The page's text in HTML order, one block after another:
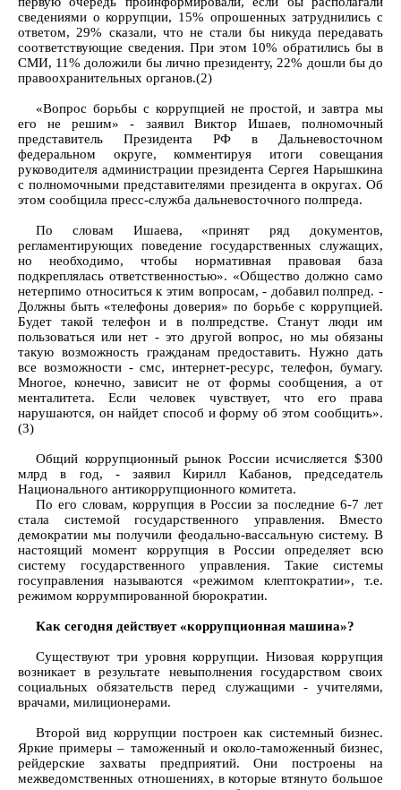
сведениями о коррупции, 15% опрошенных затруднились с
ответом, 29% сказали, что не стали бы никуда передавать
соответствующие сведения. При этом 10% обратились бы в
СМИ, 11% доложили бы лично президенту, 22% дошли бы до
правоохранительных органов.(2)
«Вопрос борьбы с коррупцией не простой, и завтра мы
его не решим» - заявил Виктор Ишаев, полномочный
представитель Президента РФ в Дальневосточном
федеральном округе, комментируя итоги совещания
руководителя администрации президента Сергея Нарышкина
с полномочными представителями президента в округах. Об
этом сообщила пресс-служба дальневосточного полпреда.
По словам Ишаева, «принят ряд документов,
регламентирующих поведение государственных служащих,
но необходимо, чтобы нормативная правовая база
подкреплялась ответственностью». «Общество должно само
нетерпимо относиться к этим вопросам, - добавил полпред. -
Должны быть «телефоны доверия» по борьбе с коррупцией.
Будет такой телефон и в полпредстве. Станут люди им
пользоваться или нет - это другой вопрос, но мы обязаны
такую возможность гражданам предоставить. Нужно дать
все возможности - смс, интернет-ресурс, телефон, бумагу.
Многое, конечно, зависит не от формы сообщения, а от
менталитета. Если человек чувствует, что его права
нарушаются, он найдет способ и форму об этом сообщить».
(3)
Общий коррупционный рынок России исчисляется $300
млрд в год, - заявил Кирилл Кабанов, председатель
Национального антикоррупционного комитета.
По его словам, коррупция в России за последние 6-7 лет
стала системой государственного управления. Вместо
демократии мы получили феодально-вассальную систему. В
настоящий момент коррупция в России определяет всю
систему государственного управления. Такие системы
госуправления называются «режимом клептократии», т.е.
режимом коррумпированной бюрократии.
Как сегодня действует «коррупционная машина»?
Существуют три уровня коррупции. Низовая коррупция
возникает в результате невыполнения государством своих
социальных обязательств перед служащими - учителями,
врачами, милиционерами.
Второй вид коррупции построен как системный бизнес.
Яркие примеры – таможенный и около-таможенный бизнес,
рейдерские захваты предприятий. Они построены на
межведомственных отношениях, в которые втянуто большое